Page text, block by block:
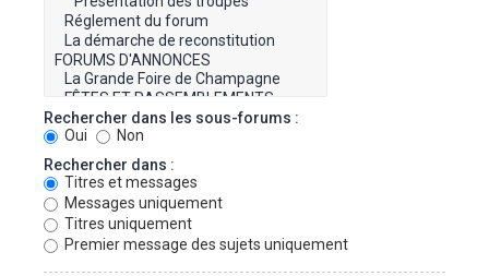
Rechercher dans les sous-forums :
Oui
Non
Rechercher dans :
Titres et messages
Messages uniquement
Titres uniquement
Premier message des sujets uniquement